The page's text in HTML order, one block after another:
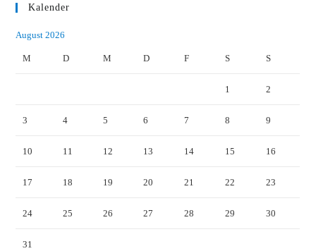
Kalender
August 2026
M D M D F S S
1 2
3 4 5 6 7 8 9
10 11 12 13 14 15 16
17 18 19 20 21 22 23
24 25 26 27 28 29 30
31